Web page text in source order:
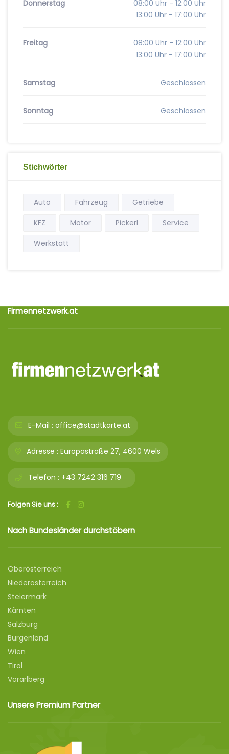
Donnerstag
08:00 Uhr - 12:00 Uhr
13:00 Uhr - 17:00 Uhr
Freitag
08:00 Uhr - 12:00 Uhr
13:00 Uhr - 17:00 Uhr
Samstag Geschlossen
Sonntag Geschlossen
Stichwörter
Auto Fahrzeug
Getriebe
KFZ
Motor Pickerl
Service
Werkstatt
Firmennetzwerk.at
E-Mail : office@stadtkarte.at
Adresse : Europastraße 27, 4600 Wels
Telefon : +43 7242 316 719
Folgen Sie uns :
Nach Bundesländer durchstöbern
Oberösterreich
Niederösterreich
Steiermark
Kärnten
Salzburg
Burgenland
Wien
Tirol
Vorarlberg
Unsere Premium Partner